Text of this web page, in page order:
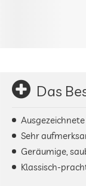
Das
Sehr
Geräumige,
Klassisch-